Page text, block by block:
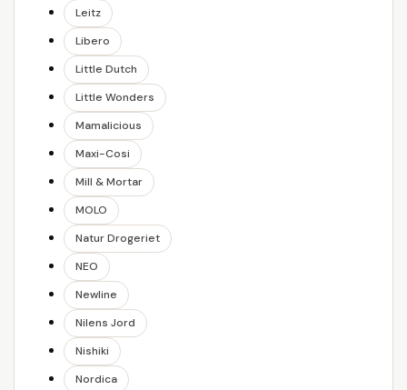
Leitz
Libero
Little Dutch
Little Wonders
Mamalicious
Maxi-Cosi
Mill & Mortar
MOLO
Natur Drogeriet
NEO
Newline
Nilens Jord
Nishiki
Nordica